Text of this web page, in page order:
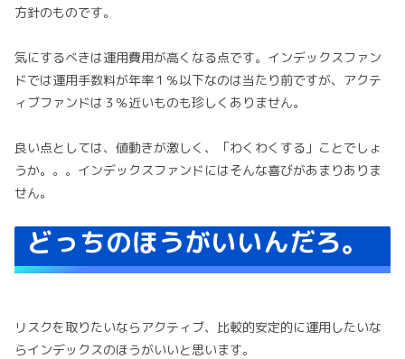
方針のものです。
気にするべきは運用費用が高くなる点です。インデックスファン
ドでは運用手数料が年率１％以下なのは当たり前ですが、アクテ
ィブファンドは３％近いものも珍しくありません。
良い点としては、値動きが激しく、「わくわくする」ことでしょ
うか。。。インデックスファンドにはそんな喜びがあまりありま
せん。
どっちのほうがいいんだろ。
リスクを取りたいならアクティブ、比較的安定的に運用したいな
らインデックスのほうがいいと思います。